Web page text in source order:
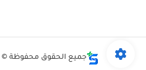
جميع الحقوق محفوظة ©